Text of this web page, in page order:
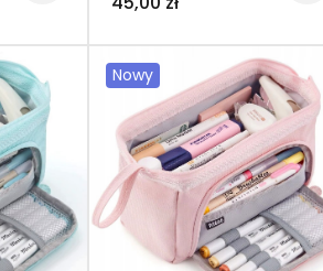
Długopisy Czarny
Nowy